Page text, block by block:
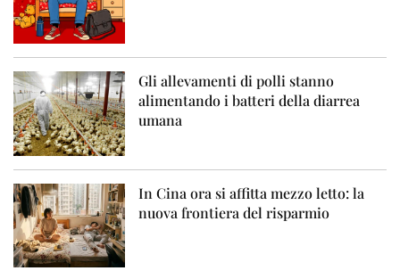
Gli allevamenti di polli stanno
alimentando i batteri della diarrea
umana
In Cina ora si affitta mezzo letto: la
nuova frontiera del risparmio